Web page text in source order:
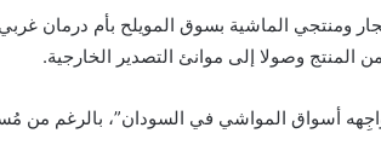
ومنتجي الماشية بسوق المويلح بأم درمان
من المنتج وصولا إلى موانئ التصدير الخارجية.
أسواق المواشي في السودان”، بالرغم من